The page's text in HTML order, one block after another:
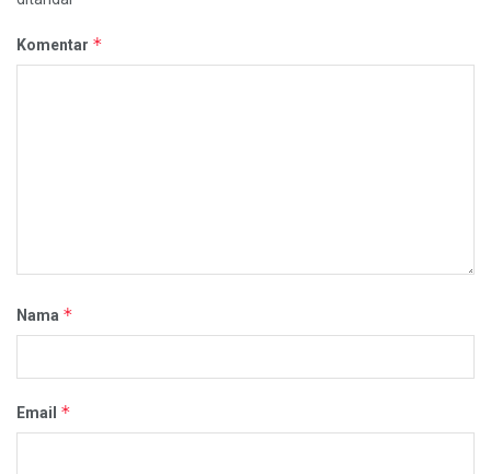
Komentar *
Nama *
Email *